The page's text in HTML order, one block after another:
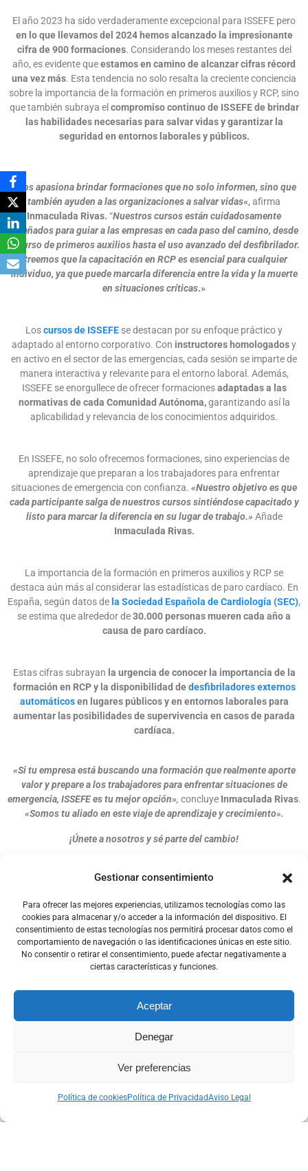
Gestionar consentimiento
Para ofrecer las mejores experiencias, utilizamos tecnologías como las
cookies para almacenar y/o acceder a la información del dispositivo. El
consentimiento de estas tecnologías nos permitirá procesar datos como el
comportamiento de navegación o las identificaciones únicas en este sitio.
No consentir o retirar el consentimiento, puede afectar negativamente a
ciertas características y funciones.
Aceptar
Denegar
Ver preferencias
Política de cookiesPolítica de PrivacidadAviso Legal
El año 2023 ha sido verdaderamente excepcional para ISSEFE pero
en lo que llevamos del 2024 hemos alcanzado la impresionante
cifra de 900 formaciones. Considerando los meses restantes del
año, es evidente queestamos en camino de alcanzar cifras récord
una vez más. Esta tendencia no solo resalta la creciente conciencia
sobre la importancia de la formación en primeros auxilios y RCP, sino
que también subraya elcompromiso continuo de ISSEFE de brindar
las habilidades necesarias para salvar vidas y garantizar la
seguridad en entornos laborales y públicos.
«Nos apasiona brindar formaciones que no solo informen, sino que
también ayuden a las organizaciones a salvar vidas«, afirma
Inmaculada Rivas. “Nuestros cursos están cuidadosamente
diseñados para guiar a las empresas en cada paso del camino, desde
el curso de primeros auxilios hasta el uso avanzado del desfibrilador.
Creemos que la capacitación en RCP es esencial para cualquier
individuo, ya que puede marcarla diferencia entre la vida y la muerte
en situaciones críticas.»
Loscursos de ISSEFE se destacan por su enfoque práctico y
adaptado al entorno corporativo. Con instructores homologadosy
en activo en el sector de las emergencias, cada sesión se imparte de
manera interactiva y relevante para el entorno laboral. Además,
ISSEFE se enorgullece de ofrecer formacionesadaptadas a las
normativas de cada Comunidad Autónoma,garantizando así la
aplicabilidad y relevancia de los conocimientos adquiridos.
En ISSEFE, no solo ofrecemos formaciones, sino experiencias de
aprendizaje que preparan a los trabajadores para enfrentar
situaciones de emergencia con confianza. «Nuestro objetivo es que
cada participante salga de nuestros cursos sintiéndose capacitado y
listo para marcar la diferencia en su lugar de trabajo.» Añade
Inmaculada Rivas.
La importancia de la formación en primeros auxilios y RCP se
destaca aún más al considerar las estadísticas de paro cardíaco. En
España, según datos dela Sociedad Española de Cardiología (SEC),
se estima que alrededor de30.000 personas mueren cada año a
causa de paro cardíaco.
Estas cifras subrayan la urgencia de conocer la importancia de la
formación en RCP y la disponibilidad dedesfibriladores externos
automáticosen lugares públicos y en entornos laborales para
aumentar las posibilidades de supervivencia en casos de parada
cardíaca.
«Si tu empresa está buscando una formación que realmente aporte
valor y prepare a los trabajadores para enfrentar situaciones de
emergencia, ISSEFE es tu mejor opción», concluye Inmaculada Rivas.
«Somos tu aliado en este viaje de aprendizaje y crecimiento».
¡Únete a nosotros y sé parte del cambio!